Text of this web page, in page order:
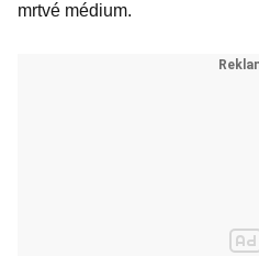
mrtvé médium.